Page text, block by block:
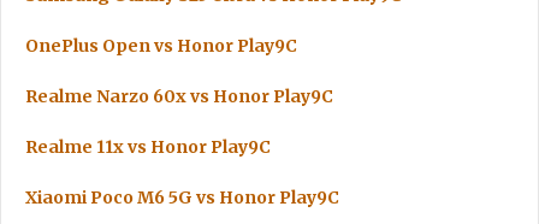
OnePlus Open vs Honor Play9C
Realme Narzo 60x vs Honor Play9C
Realme 11x vs Honor Play9C
Xiaomi Poco M6 5G vs Honor Play9C